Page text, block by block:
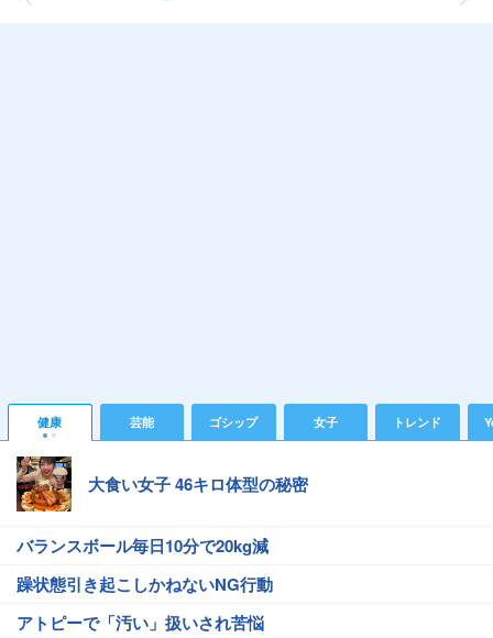
健康 芸能 ゴシップ 女子 トレンド
大食い女子 46キロ体型の秘密
バランスボール毎日10分で20kg減
躁状態引き起こしかねないNG行動
アトピーで「汚い」扱いされ苦悩